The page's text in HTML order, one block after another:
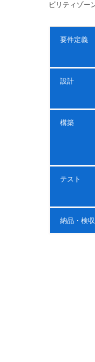
ビリティゾー
要件定義
設計
構築
テスト
納品・ 検収